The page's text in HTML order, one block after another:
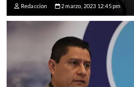
Redaccion 2 marzo, 2023 12:45 pm